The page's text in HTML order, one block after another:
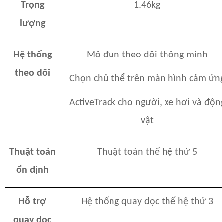
Trọng
lượng
1.46kg
Hệ thống
theo dõi
Mô đun theo dõi thông minh
Chọn chủ thể trên màn hình cảm
ActiveTrack cho người, xe hơi và
vật
Thuật toán
ổn định
Thuật toán thế hệ thứ 5
Hỗ trợ
Hệ thống quay dọc thế hệ thứ 3